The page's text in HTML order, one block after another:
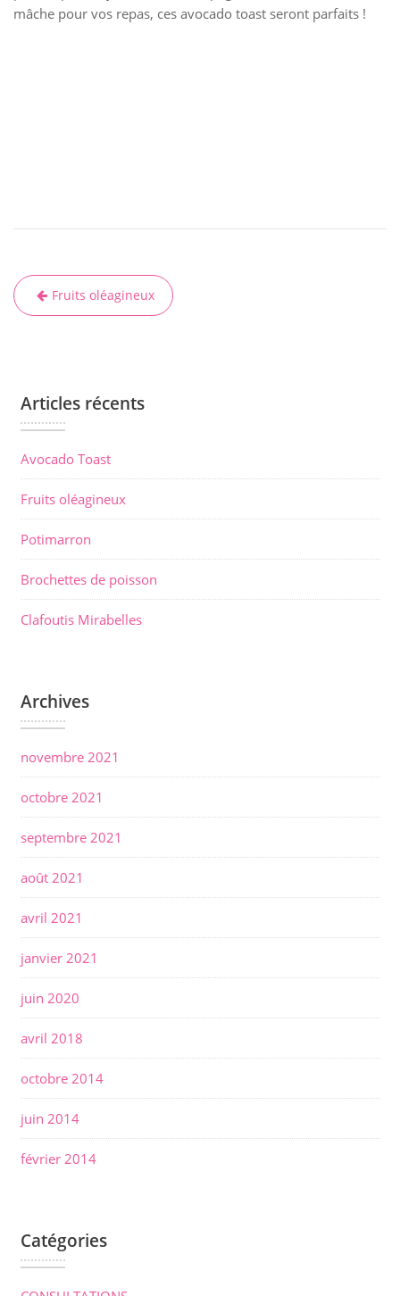
mâche pour vos repas, ces avocado toast seront parfaits !
N
g
a
t
o
n
d
e
r
t
c
e
Fruits oléagineux
Articles récents
Avocado Toast
Fruits oléagineux
Potimarron
Brochettes de poisson
Clafoutis Mirabelles
Archives
novembre 2021
octobre 2021
septembre 2021
août 2021
avril 2021
janvier 2021
juin 2020
avril 2018
octobre 2014
juin 2014
février 2014
Catégories